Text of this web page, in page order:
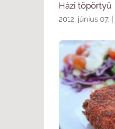
Házi töpörtyű
2012. június 07.